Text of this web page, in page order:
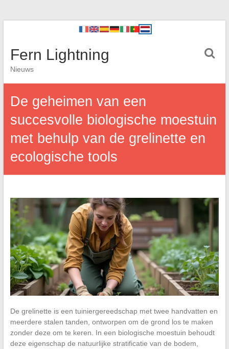
Fern Lightning
Nieuws
De geheimen van een
succesvolle biologische moestuin
met behulp van de grelinette en
ecologische tools
De grelinette is een tuiniergereedschap met twee handvatten en
meerdere stalen tanden, ontworpen om de grond los te maken
zonder deze om te keren. In een biologische moestuin behoudt
deze eigenschap de natuurlijke stratificatie van de bodem,